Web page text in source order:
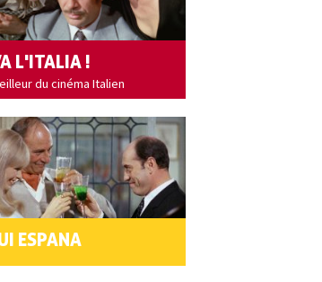
L'ITALIA !
du cinéma Italien
ESPANA